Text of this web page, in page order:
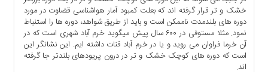
برگه
نمونه
تعرفه
خشک و تر قرار گرفته اند که بعلت کمبود آمار هواشناسی قضاوت در مورد
دوره های بلندمدت ناممکن است و باید از طریق شواهد، دوره ها را استنباط
نمود. مثلا مستوفی در ۶۰۰ سال پیش میگوید خرم آباد شهری است که در
آن خرما فراوان می روید و یا در خرم آباد قنات داشته ایم. این نشانگر این
است که دوره های کوچک خشک و تر در درون پریودهای بلندتر جا گرفته
اند.